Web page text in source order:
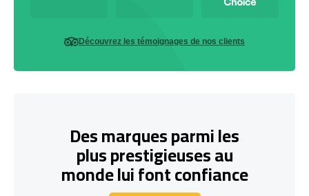
Découvrez les témoignages de nos clients
Des marques parmi les
plus prestigieuses au
monde lui font confiance